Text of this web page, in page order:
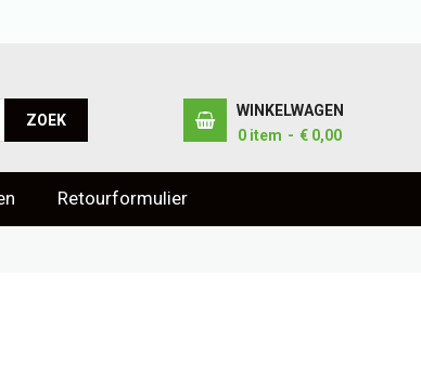
ZOEK
WINKELWAGEN
0 item € 0,00
Retourformulier